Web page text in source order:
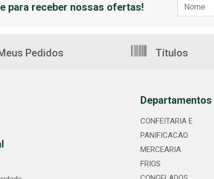
para receber nossas ofertas!
Pedidos Títulos
Departamentos
CONFEITARIA E
PANIFICACAO
MERCEARIA
FRIOS